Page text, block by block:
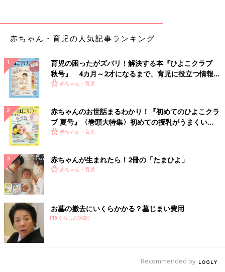
赤ちゃん・育児の人気記事ランキング
育児の困ったがズバリ！解決する本『ひよこクラブ
秋号』 4カ月～2才になるまで、育児に役立つ情報が
いっぱい！
赤ちゃん・育児
赤ちゃんのお世話まるわかり！『初めてのひよこクラ
ブ 夏号』〈巻頭大特集〉初めての授乳がうまくい
く！ おっぱい・ミルクの基本と夏のトラブル 解決テ
赤ちゃん・育児
赤ちゃんが生まれたら！2冊の「たまひよ」
赤ちゃん・育児
お墓の撤去にいくらかかる？墓じまい費用
PR(くらしの話題)
Recommended by